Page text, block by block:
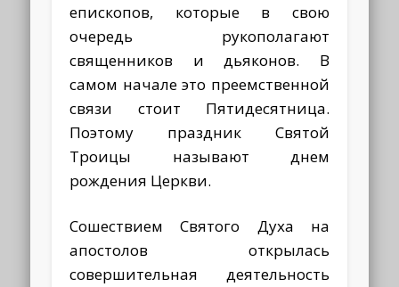
епископов, которые в свою
очередь рукополагают
священников и дьяконов. В
самом начале это преемственной
связи стоит Пятидесятница.
Поэтому праздник Святой
Троицы называют днем
рождения Церкви.
Сошествием Святого Духа на
апостолов открылась
совершительная деятельность